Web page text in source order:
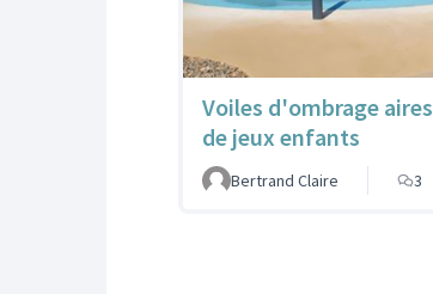
Voiles d'ombrage aires
de jeux enfants
Bertrand Claire
3